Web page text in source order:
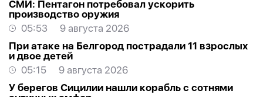
СМИ: Пентагон потребовал ускорить
производство оружия
05:53
9 августа 2026
При атаке на Белгород пострадали 11 взрослых
и двое детей
05:15
9 августа 2026
У берегов Сицилии нашли корабль с сотнями